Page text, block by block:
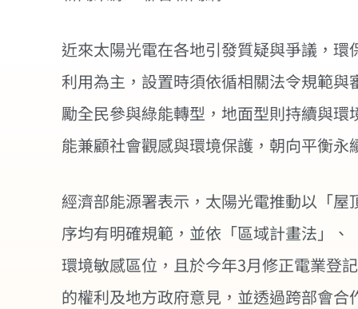
近來太陽光電在各地引發質疑與爭議，
利用為主，設置時須依循相關法令規範
勵全民參與綠能轉型，地面型則持續與
能兼顧社會觀感與環境保護，朝向平衡永
經濟部能源署表示，太陽光電推動以「
序均有明確規範，並依「區域計畫法」
環境敏感區位，且於今年3月修正電業登
的權利及地方政府意見，並透過跨部會